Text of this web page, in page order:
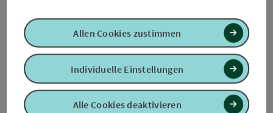
KTM Track 1Alle Cookies deaktivieren
Individuelle Einstellungen
Allen Cookies zustimmen